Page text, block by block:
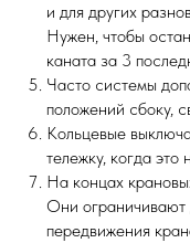
и для других
Нужен, чтобы
каната за 3
Часто системы
положений сбоку,
Кольцевые
тележку, когда это
На концах
Они ограничивают
передвижения